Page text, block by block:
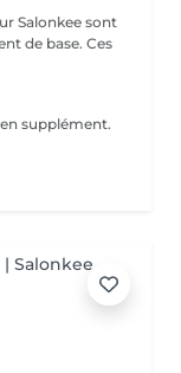
Salonkee sont
de base. Ces
supplément.